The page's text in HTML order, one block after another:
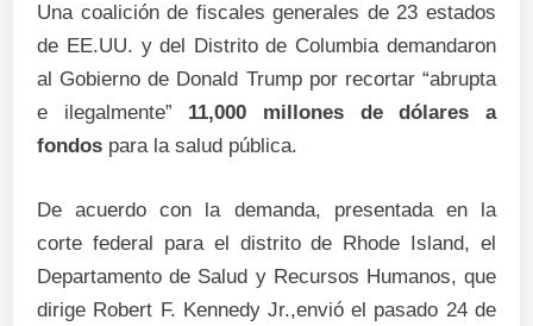
Una coalición de fiscales generales de 23 estados
de EE.UU. y del Distrito de Columbia demandaron
al Gobierno de Donald Trump por recortar “abrupta
e ilegalmente” 11,000 millones de dólares a
fondos para la salud pública.
De acuerdo con la demanda, presentada en la
corte federal para el distrito de Rhode Island, el
Departamento de Salud y Recursos Humanos, que
dirige Robert F. Kennedy Jr.,envió el pasado 24 de